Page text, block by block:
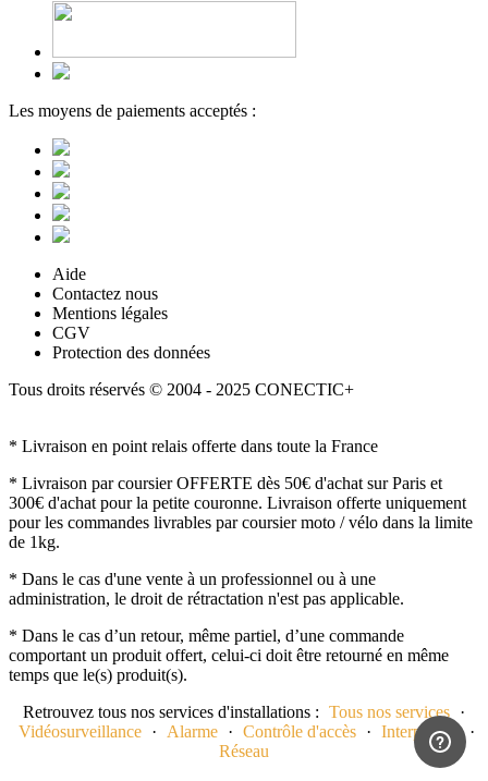
Les moyens de paiements acceptés :
Aide
Contactez nous
Mentions légales
CGV
Protection des données
Tous droits réservés © 2004 - 2025 CONECTIC+
* Livraison en point relais offerte dans toute la France
* Livraison par coursier OFFERTE dès 50€ d'achat sur Paris et
300€ d'achat pour la petite couronne. Livraison offerte uniquement
pour les commandes livrables par coursier moto / vélo dans la limite
de 1kg.
* Dans le cas d'une vente à un professionnel ou à une
administration, le droit de rétractation n'est pas applicable.
* Dans le cas d’un retour, même partiel, d’une commande
comportant un produit offert, celui-ci doit être retourné en même
temps que le(s) produit(s).
Retrouvez tous nos services d'installations : Tous nos services ·
Vidéosurveillance · Alarme · Contrôle d'accès · Interphonie
·
Réseau